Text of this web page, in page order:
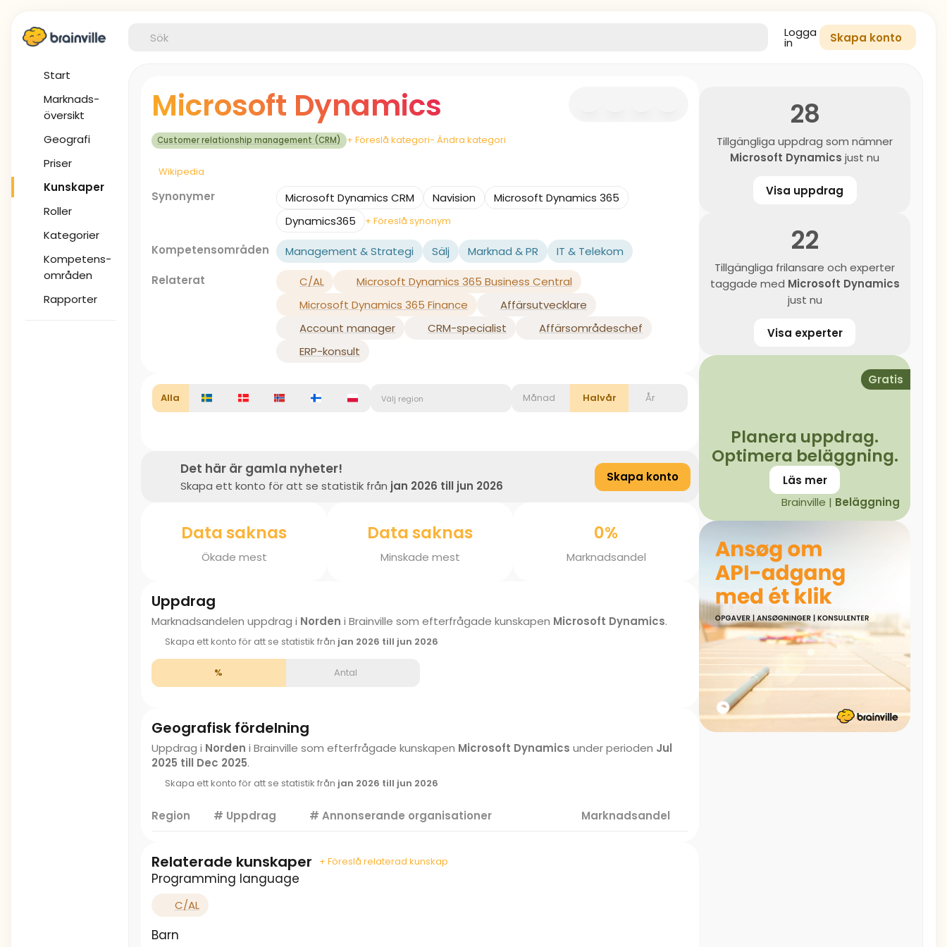
Start
Marknads-
översikt
Geografi
Priser
Kunskaper
Roller
Kategorier
Kompetens-
områden
Rapporter
Logga
in Skapa konto
Microsoft Dynamics
Customer relationship management (CRM) + Föreslå kategori- Ändra kategori
Wikipedia
Synonymer Microsoft Dynamics CRM Navision
Microsoft Dynamics 365
Dynamics365
+ Föreslå synonym
Kompetensområden Management & Strategi Sälj Marknad & PR
IT & Telekom
Relaterat
C/AL
Microsoft Dynamics 365 Business Central
Microsoft Dynamics 365 Finance
Affärsutvecklare
Account manager
CRM-specialist
Affärsområdeschef
ERP-konsult
Alla Välj region Månad Halvår År
Det här är gamla nyheter!
Skapa ett konto för att se statistik från jan 2026 till jun 2026
Skapa konto
Data saknas
Ökade mest
Data saknas
Minskade mest
0%
Marknadsandel
Uppdrag
Marknadsandelen uppdrag i Norden i Brainville som efterfrågade kunskapen Microsoft Dynamics.
Skapa ett konto för att se statistik från jan 2026 till jun 2026
% Antal
Geografisk fördelning
Uppdrag i Norden i Brainville som efterfrågade kunskapen Microsoft Dynamics under perioden Jul
2025 till Dec 2025.
Skapa ett konto för att se statistik från jan 2026 till jun 2026
Region # Uppdrag # Annonserande organisationer Marknadsandel
Relaterade kunskaper + Föreslå relaterad kunskap
Programming language
C/AL
Barn
28
Tillgängliga uppdrag som nämner
Microsoft Dynamics just nu
Visa uppdrag
22
Tillgängliga frilansare och experter
taggade med Microsoft Dynamics
just nu
Visa experter
Gratis
Planera uppdrag.
Optimera beläggning.
Läs mer
Brainville | Beläggning